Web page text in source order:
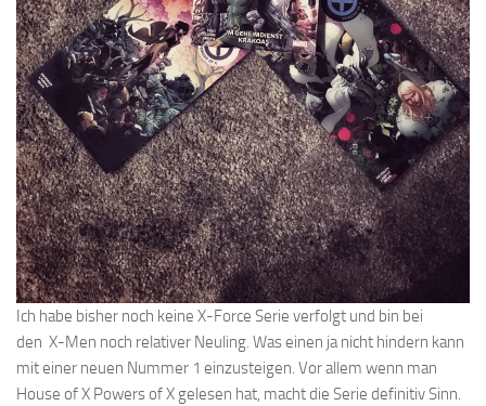
Ich habe bisher noch keine X-Force Serie verfolgt und bin bei
den X-Men noch relativer Neuling. Was einen ja nicht hindern kann
mit einer neuen Nummer 1 einzusteigen. Vor allem wenn man
House of X Powers of X gelesen hat, macht die Serie definitiv Sinn.